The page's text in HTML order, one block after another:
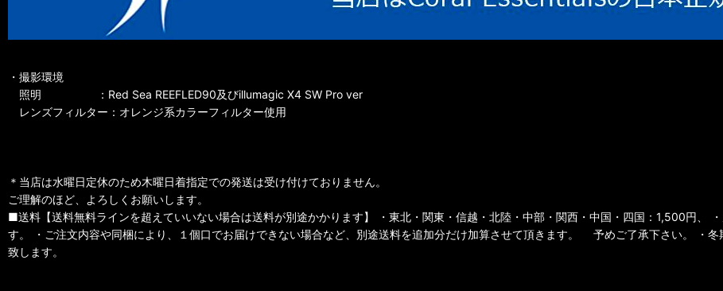
・撮影環境
照明 ：Red Sea REEFLED90及びillumagic X4 SW Pro ver
レンズフィルター：オレンジ系カラーフィルター使用
＊当店は水曜日定休のため木曜日着指定での発送は受け付けておりません。
ご理解のほど、よろしくお願いします。
■送料【送料無料ラインを超えていいない場合は送料が別途かかります】 ・東北・関東・信越・北陸・中部・関西・中国・四国：1,500円、
す。 ・ご注文内容や同梱により、１個口でお届けできない場合など、別途送料を追加分だけ加算させて頂きます。 予めご了承下さい。 ・
致します。